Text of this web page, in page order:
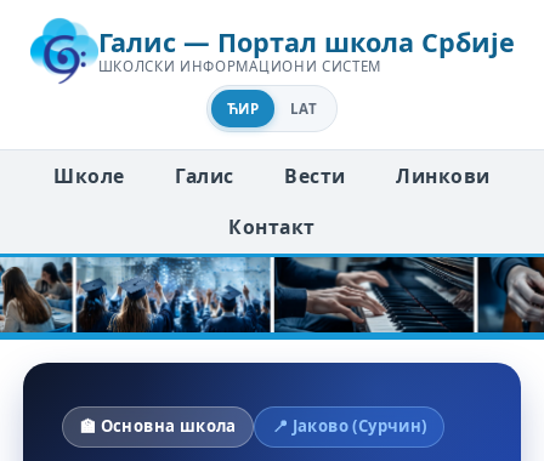
Галис — Портал школа Србије
ШКОЛСКИ ИНФОРМАЦИОНИ СИСТЕМ
ЋИР LAT
Школе Галис Вести
Линкови
Контакт
🏫 Основна школа 📍 Јаково (Сурчин)